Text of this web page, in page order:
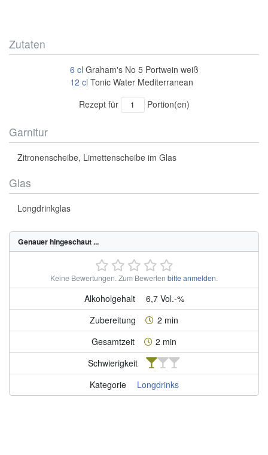
Zutaten
6 cl Graham's No 5 Portwein weiß
12 cl Tonic Water Mediterranean
Rezept für
Portion(en)
Garnitur
Zitronenscheibe, Limettenscheibe im Glas
Glas
Longdrinkglas
Genauer hingeschaut ...
Keine Bewertungen. Zum Bewerten bitte anmelden.
Alkoholgehalt
6,7 Vol.-%
Zubereitung
2 min
Gesamtzeit
2 min
Schwierigkeit
Kategorie
Longdrinks